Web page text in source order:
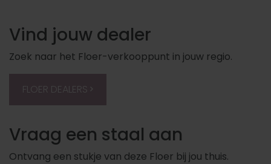
Vind jouw dealer
Zoek naar het Floer-verkooppunt in jouw regio.
FLOER DEALERS
Vraag een staal aan
Ontvang een stukje van deze Floer bij jou thuis.